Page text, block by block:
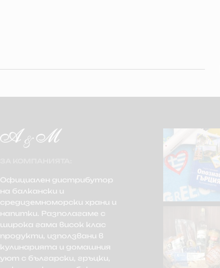
Официален дистрибутор
на балкански и
средиземноморски храни и
напитки. Разполагаме с
широка гама висок клас
продукти, използвани в
кулинарията и домашния
уют с български, гръцки,